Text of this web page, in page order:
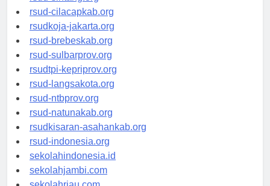
rsud-sintang.org
rsud-cilacapkab.org
rsudkoja-jakarta.org
rsud-brebeskab.org
rsud-sulbarprov.org
rsudtpi-kepriprov.org
rsud-langsakota.org
rsud-ntbprov.org
rsud-natunakab.org
rsudkisaran-asahankab.org
rsud-indonesia.org
sekolahindonesia.id
sekolahjambi.com